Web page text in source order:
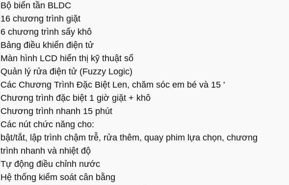
Bộ biến tần BLDC
16 chương trình giặt
6 chương trình sấy khô
Bảng điều khiển điện tử
Màn hình LCD hiển thị kỹ thuật số
Quản lý rửa điện tử (Fuzzy Logic)
Các Chương Trình Đặc Biệt Len, chăm sóc em bé và 15 '
Chương trình đặc biệt 1 giờ giặt + khô
Chương trình nhanh 15 phút
Các nút chức năng cho:
bật/tắt, lập trình chậm trễ, rửa thêm, quay phim lựa chọn, chương
trình nhanh và nhiệt độ
Tự động điều chỉnh nước
Hệ thống kiểm soát cân bằng